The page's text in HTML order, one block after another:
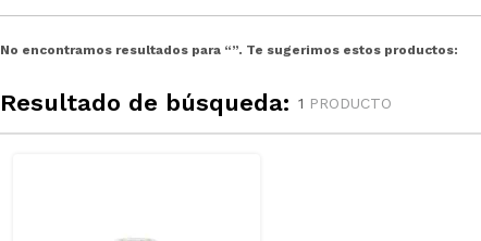
No encontramos resultados para “”. Te sugerimos estos productos:
Resultado de búsqueda: 1 PRODUCTO